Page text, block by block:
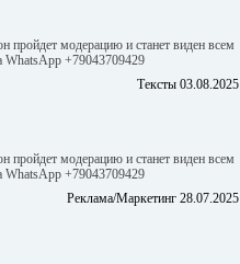
пройдет модерацию и станет виден всем
WhatsApp +79043709429
Тексты 03.08.2025
пройдет модерацию и станет виден всем
WhatsApp +79043709429
Реклама/Маркетинг 28.07.2025